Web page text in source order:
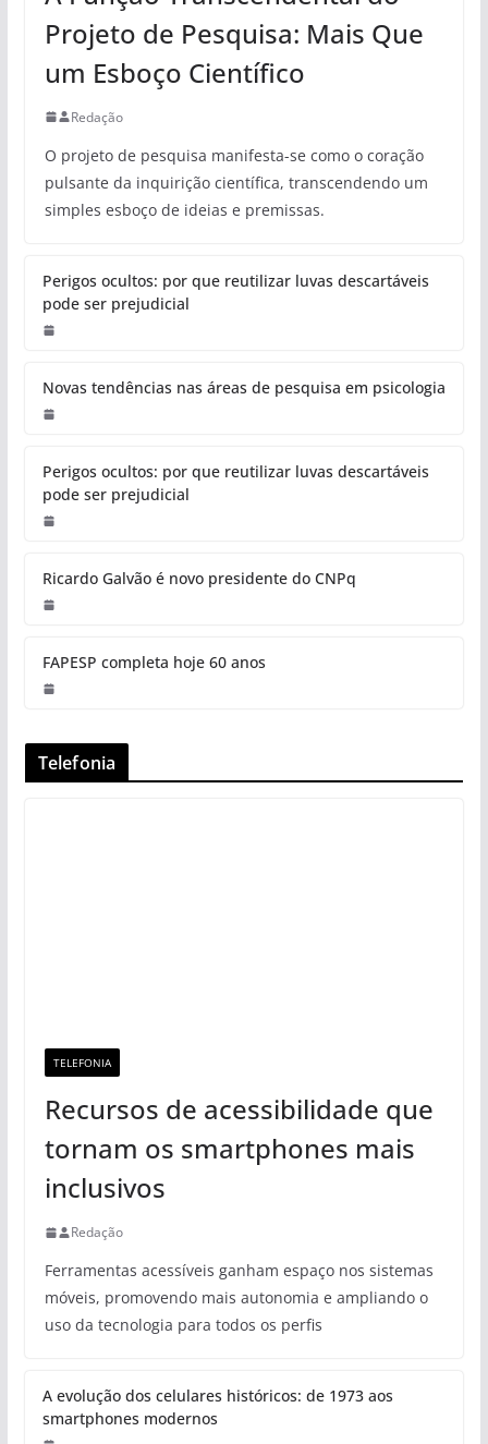
Projeto de Pesquisa: Mais Que
um Esboço Científico
Redação
O projeto de pesquisa manifesta-se como o coração
pulsante da inquirição científica, transcendendo um
simples esboço de ideias e premissas.
Perigos ocultos: por que reutilizar luvas descartáveis
pode ser prejudicial
Novas tendências nas áreas de pesquisa em psicologia
Perigos ocultos: por que reutilizar luvas descartáveis
pode ser prejudicial
Ricardo Galvão é novo presidente do CNPq
FAPESP completa hoje 60 anos
Telefonia
TELEFONIA
Recursos de acessibilidade que
tornam os smartphones mais
inclusivos
Redação
Ferramentas acessíveis ganham espaço nos sistemas
móveis, promovendo mais autonomia e ampliando o
uso da tecnologia para todos os perfis
A evolução dos celulares históricos: de 1973 aos
smartphones modernos